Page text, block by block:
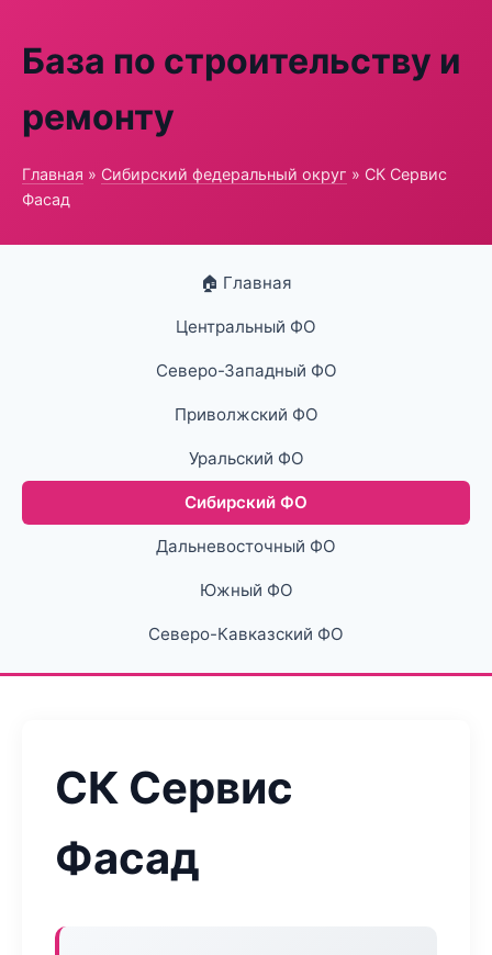
База по строительству и
ремонту
Главная » Сибирский федеральный округ » СК Сервис
Фасад
🏠 Главная
Центральный ФО
Северо-Западный ФО
Приволжский ФО
Уральский ФО
Сибирский ФО
Дальневосточный ФО
Южный ФО
Северо-Кавказский ФО
СК Сервис
Фасад